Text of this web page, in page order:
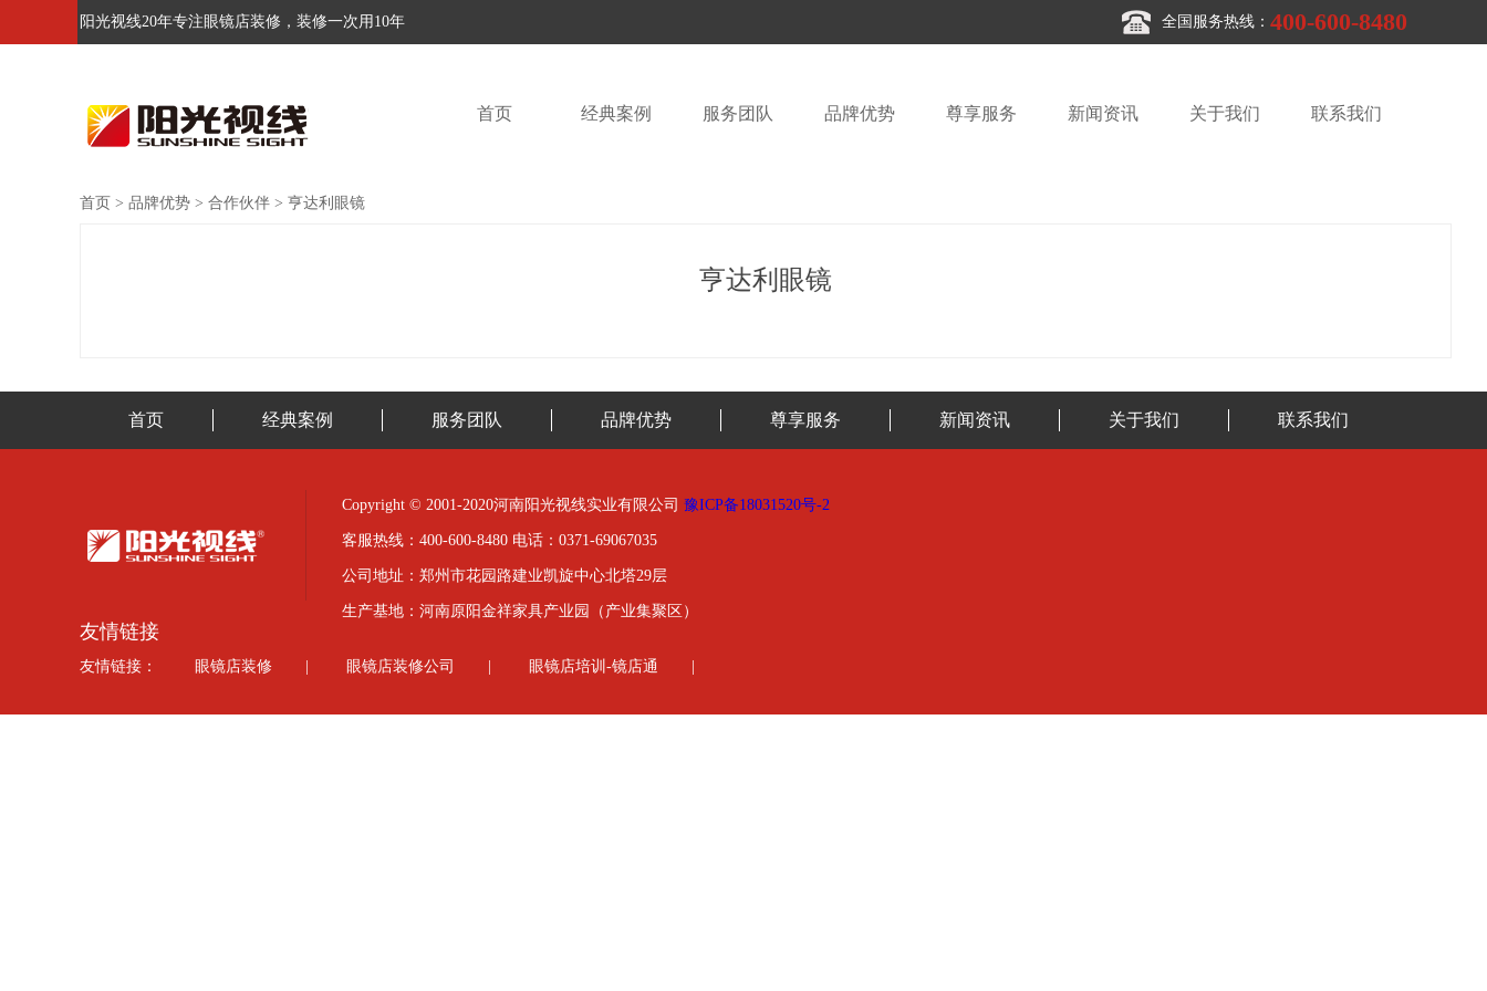
阳光视线20年专注眼镜店装修，装修一次用10年 全国服务热线： 400-600-8480
首页 经典案例 服务团队 品牌优势 尊享服务 新闻资讯 关于我们 联系我们
首页 > 品牌优势 > 合作伙伴 > 亨达利眼镜
亨达利眼镜
首页 经典案例 服务团队 品牌优势 尊享服务 新闻资讯 关于我们 联系我们
Copyright © 2001-2020河南阳光视线实业有限公司 豫ICP备18031520号-2
客服热线：400-600-8480 电话：0371-69067035
公司地址：郑州市花园路建业凯旋中心北塔29层
生产基地：河南原阳金祥家具产业园（产业集聚区）
友情链接
友情链接： 眼镜店装修 眼镜店装修公司 眼镜店培训-镜店通